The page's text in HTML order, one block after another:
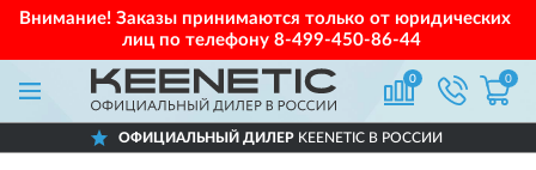
Внимание! Заказы принимаются только от юридических
лиц по телефону 8-499-450-86-44
0 0
ОФИЦИАЛЬНЫЙ ДИЛЕР KEENETIC В РОССИИ